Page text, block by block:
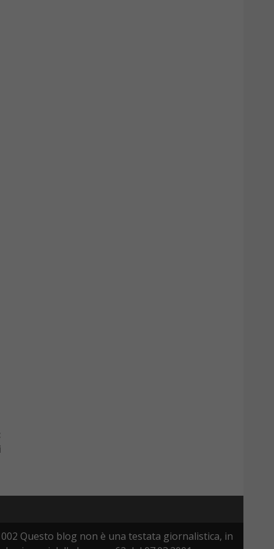
Questo blog non è una testata giornalistica, in